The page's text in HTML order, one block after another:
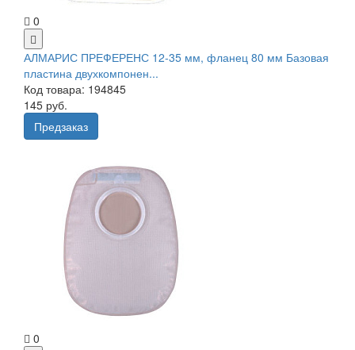
0
АЛМАРИС ПРЕФЕРЕНС 12-35 мм, фланец 80 мм Базовая
пластина двухкомпонен...
Код товара: 194845
145 руб.
Предзаказ
0